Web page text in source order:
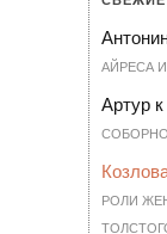
АЙРЕСА
Артур
РОЛИ